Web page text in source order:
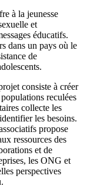
à la jeunesse
et
éducatifs.
dans un pays où le
de
consiste à créer
reculées
collecte les
les besoins.
propose
ressources des
et de
les ONG et
perspectives